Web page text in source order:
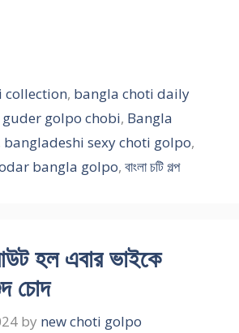
collection, bangla choti daily
golpo chobi, Bangla
bangladeshi sexy choti golpo,
bangla golpo, বাংলা চটি গল্প
হল এবার ভাইকে
চোদ
by new choti golpo